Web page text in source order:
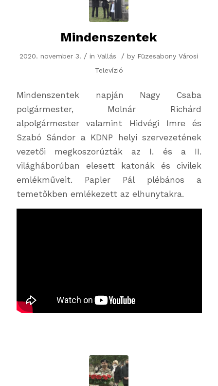
Mindenszentek
2020. november 3. / inVallás / by Füzesabony Városi
Televízió
Mindenszentek napján Nagy Csaba
polgármester, Molnár Richárd
alpolgármester valamint Hidvégi Imre és
Szabó Sándor a KDNP helyi szervezetének
vezetői megkoszorúzták az I. és a II.
világháborúban elesett katonák és civilek
emlékműveit. Papler Pál plébános a
temetőkben emlékezett az elhunytakra.